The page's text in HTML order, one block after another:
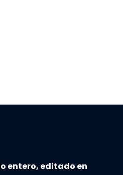
entero, editado en